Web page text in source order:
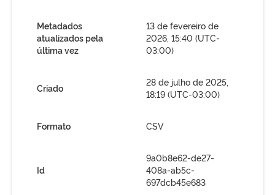
Metadados
atualizados pela
última vez
13 de fevereiro de
2026, 15:40 (UTC-
03:00)
Criado
28 de julho de 2025,
18:19 (UTC-03:00)
Formato CSV
Id
9a0b8e62-de27-
408a-ab5c-
697dcb45e683